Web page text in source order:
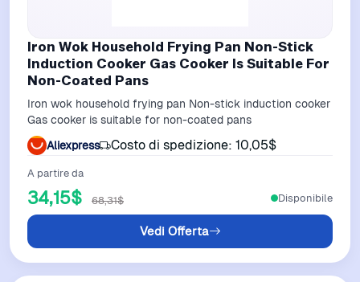
Iron Wok Household Frying Pan Non-Stick
Induction Cooker Gas Cooker Is Suitable For
Non-Coated Pans
Iron wok household frying pan Non-stick induction cooker
Gas cooker is suitable for non-coated pans
Aliexpress
Costo di spedizione: 10,05$
A partire da
34,15$ 68,31$
Vedi Offerta
Disponibile